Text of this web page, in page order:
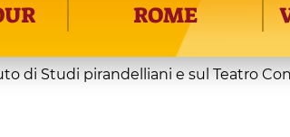
ROME
di Studi pirandelliani e sul Teatro